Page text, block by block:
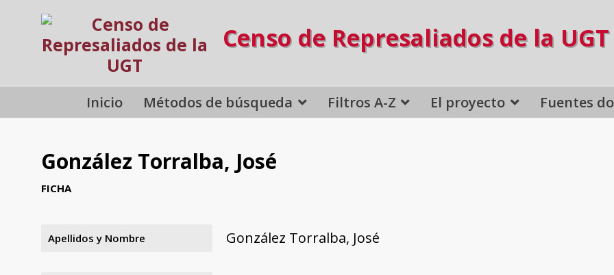
Censo de Represaliados de la UGT
Inicio Métodos de búsqueda Filtros A-Z El proyecto Fuentes
González Torralba, José
FICHA
Apellidos y Nombre González Torralba, José